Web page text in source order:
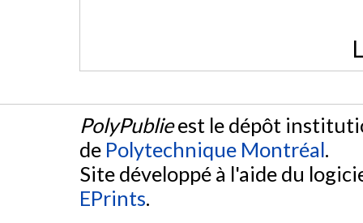
PolyPublieest le dépôt
de Polytechnique Montréal.
Site développé à l'aide du
EPrints.